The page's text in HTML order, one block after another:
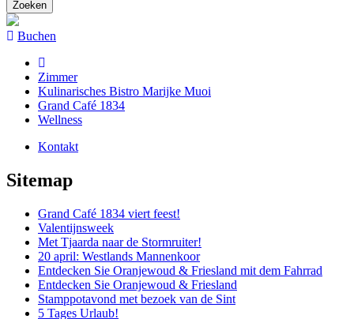
Zoeken
Buchen
Zimmer
Kulinarisches Bistro Marijke Muoi
Grand Café 1834
Wellness
Kontakt
Sitemap
Grand Café 1834 viert feest!
Valentijnsweek
Met Tjaarda naar de Stormruiter!
20 april: Westlands Mannenkoor
Entdecken Sie Oranjewoud & Friesland mit dem Fahrrad
Entdecken Sie Oranjewoud & Friesland
Stamppotavond met bezoek van de Sint
5 Tages Urlaub!